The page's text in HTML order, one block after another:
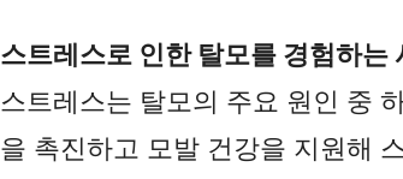
스트레스로 인한 탈모를 경험하는
스트레스는 탈모의 주요 원인 중
을 촉진하고 모발 건강을 지원해